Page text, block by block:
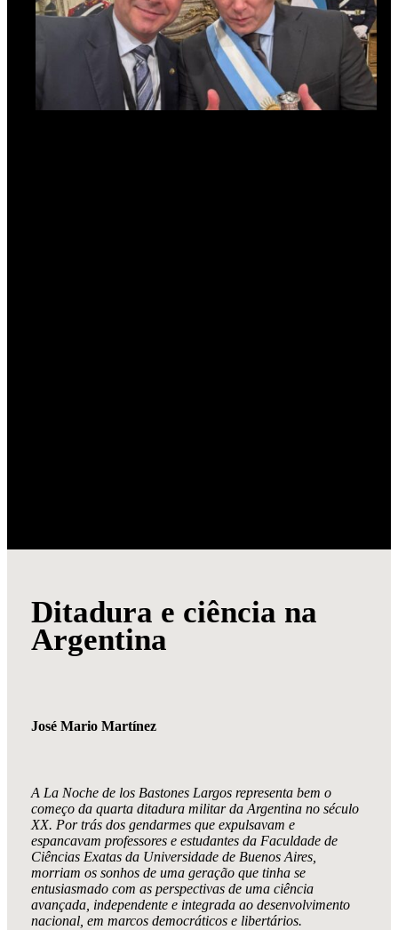
Ditadura e ciência na
Argentina
José Mario Martínez
A La Noche de los Bastones Largosrepresenta bem o
começo da quarta ditadura militar da Argentina no século
XX. Por trás dos gendarmes que expulsavam e
espancavam professores e estudantes da Faculdade de
Ciências Exatas da Universidade de Buenos Aires,
morriam os sonhos de uma geração que tinha se
entusiasmado com as perspectivas de uma ciência
avançada, independente e integrada ao desenvolvimento
nacional, em marcos democráticos e libertários.